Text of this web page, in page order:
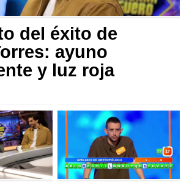
del éxito de
ayuno
y luz roja